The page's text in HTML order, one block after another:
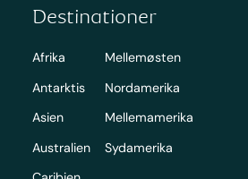
Destinationer
Afrika
Antarktis
Asien
Australien
Mellemøsten
Nordamerika
Mellemamerika
Sydamerika